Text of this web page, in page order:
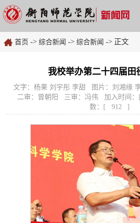
首页 -> 综合新闻 -> 综合新闻 -> 正文
我校举办第二十四届田
文字：杨果 刘宇彤 李甜 图片：刘湘缘
二审：曾朝阳 三审：冯伟 加入时间：
数：[
912 ]